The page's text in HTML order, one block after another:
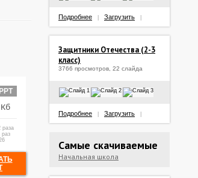
раза
раз
Подробнее Загрузить
Защитники Отечества (2-3
класс)
3766 просмотров, 22 слайда
Подробнее Загрузить
Самые скачиваемые
Начальная школа